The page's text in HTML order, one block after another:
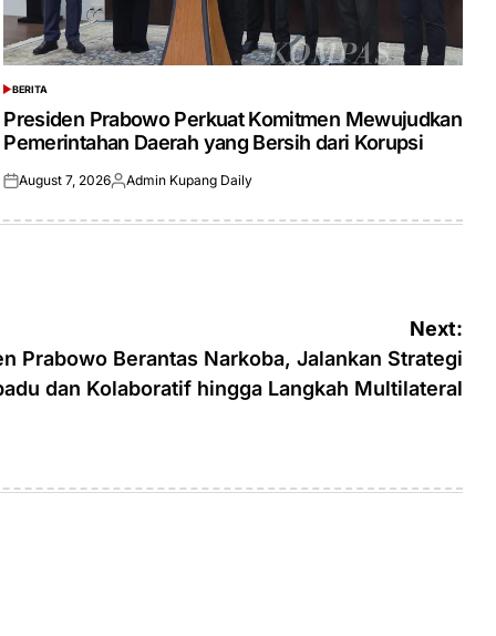
POSTED
IN
BERITA
Presiden Prabowo Perkuat Komitmen Mewujudkan
Pemerintahan Daerah yang Bersih dari Korupsi
Posted
August 7, 2026Posted
Admin Kupang Daily
Next:
Prabowo Berantas Narkoba, Jalankan Strategi
dan Kolaboratif hingga Langkah Multilateral